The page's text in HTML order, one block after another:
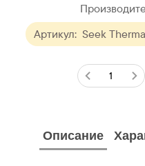
Артикул: Seek
Описание